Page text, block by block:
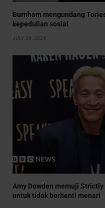
Burnham mengundang
kepedulian sosial
JULY 29, 2026
Amy Dowden memuji
untuk tidak berhenti menari